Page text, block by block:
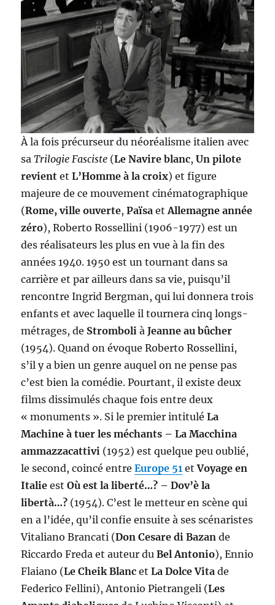
À la fois précurseur du néoréalisme italien avec
saTrilogie Fasciste (Le Navire blanc,Un pilote
revientetL’Homme à la croix) et figure
majeure de ce mouvement cinématographique
(Rome, ville ouverte,Païsa etAllemagne année
zéro), Roberto Rossellini (1906-1977) est un
des réalisateurs les plus en vue à la fin des
années 1940. 1950 est un tournant dans sa
carrière et par ailleurs dans sa vie, puisqu’il
rencontre Ingrid Bergman, qui lui donnera trois
enfants et avec laquelle il tournera cinq longs-
métrages, de Stromboli àJeanne au bûcher
(1954). Quand on évoque Roberto Rossellini,
s’il y a bien un genre auquel on ne pense pas
c’est bien la comédie. Pourtant, il existe deux
films dissimulés chaque fois entre deux
« monuments ». Si le premier intituléLa
Machine à tuer les méchants – La Macchina
ammazzacattivi (1952) est quelque peu oublié,
le second, coincé entreEurope 51 etVoyage en
Italie estOù est la liberté…? – Dov’è la
libertà…? (1954). C’est le metteur en scène qui
en a l’idée, qu’il confie ensuite à ses scénaristes
Vitaliano Brancati (Don Cesare di Bazan de
Riccardo Freda et auteur duBel Antonio), Ennio
Flaiano (Le Cheik BlancetLa Dolce Vita de
Federico Fellini), Antonio Pietrangeli (Les